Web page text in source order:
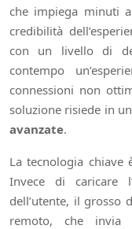
che impiega minuti
credibilità
con un livello di
contempo
connessioni non
soluzione risiede in
avanzate.
La tecnologia
Invece di caricare
dell’utente, il grosso
remoto, che